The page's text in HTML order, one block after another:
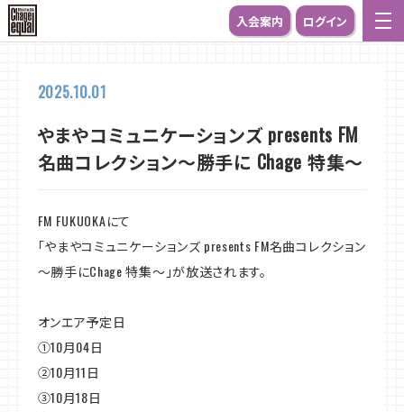
入会案内 ログイン
2025.10.01
やまやコミュニケーションズ presents FM
名曲コレクション～勝手に Chage 特集～
FM FUKUOKAにて
「やまやコミュニケーションズ presents FM名曲コレクション
～勝手にChage 特集～」が放送されます。
オンエア予定日
①10月04日
②10月11日
③10月18日